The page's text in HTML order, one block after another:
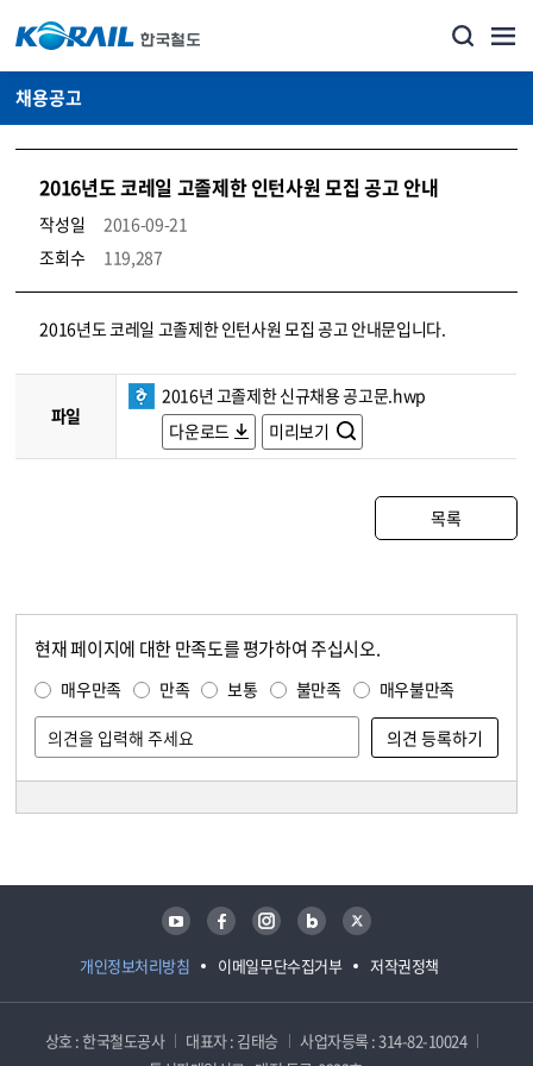
채용공고
2016년도 코레일 고졸제한 인턴사원 모집 공고 안내
작성일
2016-09-21
조회수
119,287
코레일소개_경영공시_채용공고 상세보기 – 내용, 파일, 담당자 연락처로 구성
2016년도 코레일 고졸제한 인턴사원 모집 공고 안내문입니다.
파일
2016년 고졸제한 신규채용 공고문.hwp
다운로드
미리보기
목록
현재 페이지에 대한 만족도를 평가하여 주십시오.
매우만족 만족 보통 불만족 매우불만족
개인정보처리방침 이메일무단수집거부 저작권정책
유튜브 페이스북 인스타그램 블로그 트위터
상호 : 한국철도공사 대표자 : 김태승
사업자등록 : 314-82-10024